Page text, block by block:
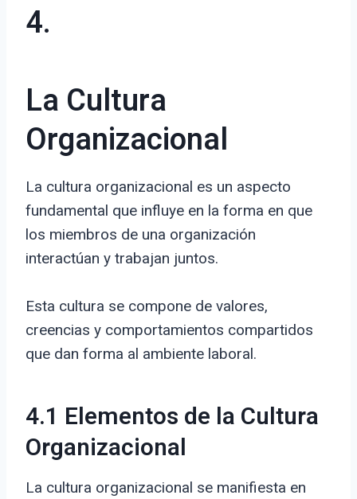
4.
La Cultura
Organizacional
La cultura organizacional es un aspecto
fundamental que influye en la forma en que
los miembros de una organización
interactúan y trabajan juntos.
Esta cultura se compone de valores,
creencias y comportamientos compartidos
que dan forma al ambiente laboral.
4.1 Elementos de la Cultura
Organizacional
La cultura organizacional se manifiesta en